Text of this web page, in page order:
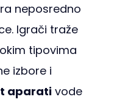
neposredno
Igrači traže
tipovima
izbore i
aparativode